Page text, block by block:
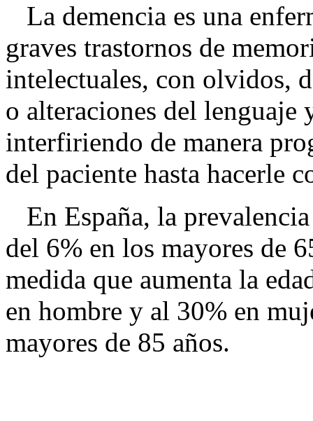
La demencia es una
graves trastornos de
intelectuales, con olvidos,
o alteraciones del
interfiriendo de manera
del paciente hasta hacerle
En España, la
del 6% en los mayores de
medida que aumenta la
en hombre y al 30% en
mayores de 85 años.